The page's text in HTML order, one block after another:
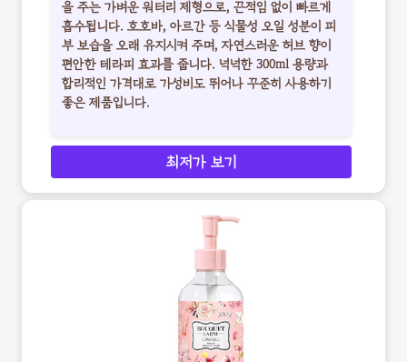
을 주는 가벼운 워터리 제형으로, 끈적임 없이 빠르게
흡수됩니다. 호호바, 아르간 등 식물성 오일 성분이 피
부 보습을 오래 유지시켜 주며, 자연스러운 허브 향이
편안한 테라피 효과를 줍니다. 넉넉한 300ml 용량과
합리적인 가격대로 가성비도 뛰어나 꾸준히 사용하기
좋은 제품입니다.
최저가 보기